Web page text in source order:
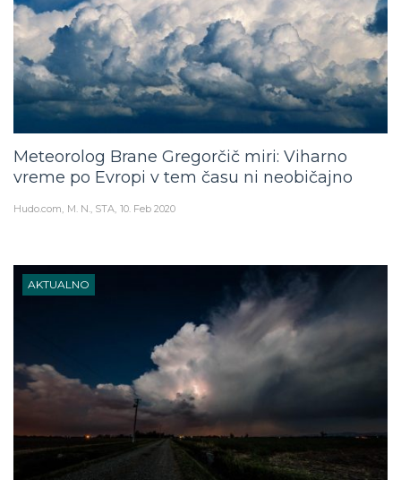
Meteorolog Brane Gregorčič miri: Viharno
vreme po Evropi v tem času ni neobičajno
Hudo.com M. N., STA 10. Feb 2020
AKTUALNO